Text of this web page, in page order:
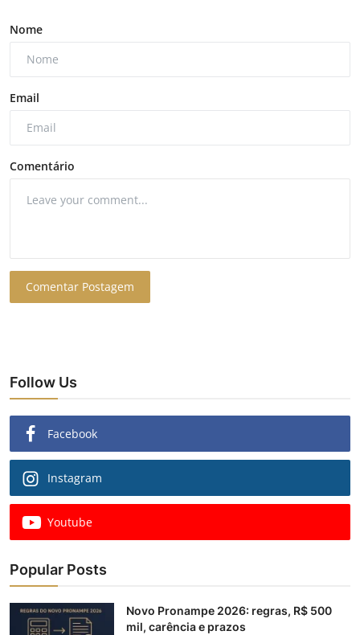
Nome
Email
Comentário
Comentar Postagem
Follow Us
Facebook
Instagram
Youtube
Popular Posts
Novo Pronampe 2026: regras, R$ 500
mil, carência e prazos